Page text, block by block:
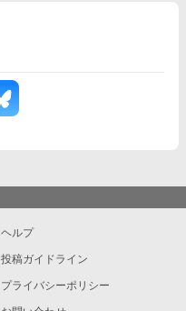
ヘルプ
投稿ガイドライン
プライバシーポリシー